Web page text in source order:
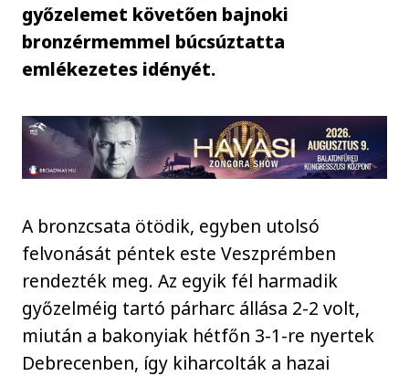
győzelemet követően bajnoki
bronzérmemmel búcsúztatta
emlékezetes idényét.
A bronzcsata ötödik, egyben utolsó
felvonását péntek este Veszprémben
rendezték meg. Az egyik fél harmadik
győzelméig tartó párharc állása 2-2 volt,
miután a bakonyiak hétfőn 3-1-re nyertek
Debrecenben, így kiharcolták a hazai